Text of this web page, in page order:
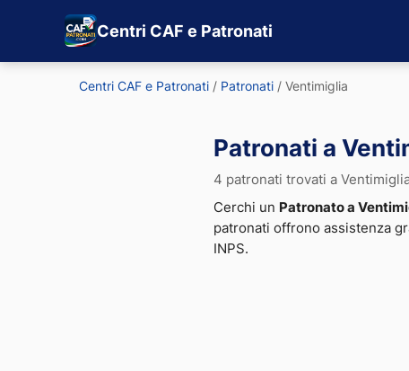
Centri CAF e Patronati
Centri CAF e Patronati / Patronati / Ventimiglia
Patronati a
4 patronati trovati a
Cerchi un Patronato a
patronati offrono assistenza
INPS.